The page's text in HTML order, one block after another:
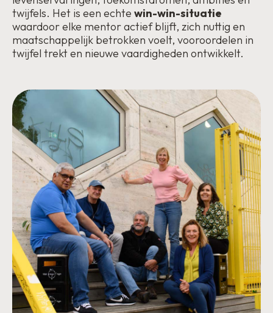
twijfels. Het is een echte win-win-situatie
waardoor elke mentor actief blijft, zich nuttig en
maatschappelijk betrokken voelt, vooroordelen in
twijfel trekt en nieuwe vaardigheden ontwikkelt.